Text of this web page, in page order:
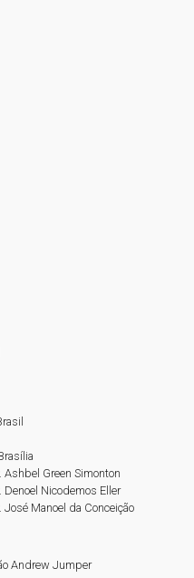
Ashbel Green Simonton
Denoel Nicodemos Eller
José Manoel da Conceição
Andrew Jumper